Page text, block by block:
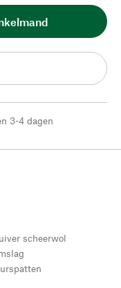
3-4 dagen
scheerwol